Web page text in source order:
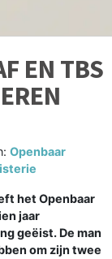
EN TBS
Openbaar
het Openbaar
jaar
geëist. De man
om zijn twee